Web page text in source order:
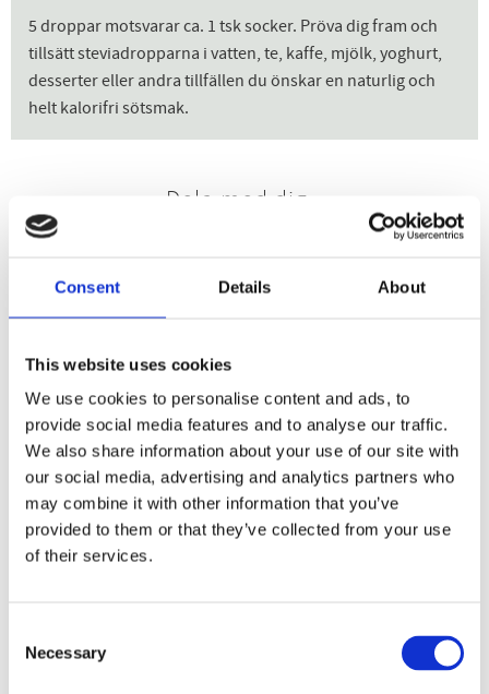
Consent Details About
This website uses cookies
We use cookies to personalise content and ads, to
provide social media features and to analyse our traffic.
We also share information about your use of our site with
our social media, advertising and analytics partners who
may combine it with other information that you’ve
provided to them or that they’ve collected from your use
of their services.
Selection
Necessary
5 droppar motsvarar ca. 1 tsk socker. Pröva dig fram och
tillsätt steviadropparna i vatten, te, kaffe, mjölk, yoghurt,
desserter eller andra tillfällen du önskar en naturlig och
helt kalorifri sötsmak.
Dela med dig
Pinterest
Andra kunder köpte
även: